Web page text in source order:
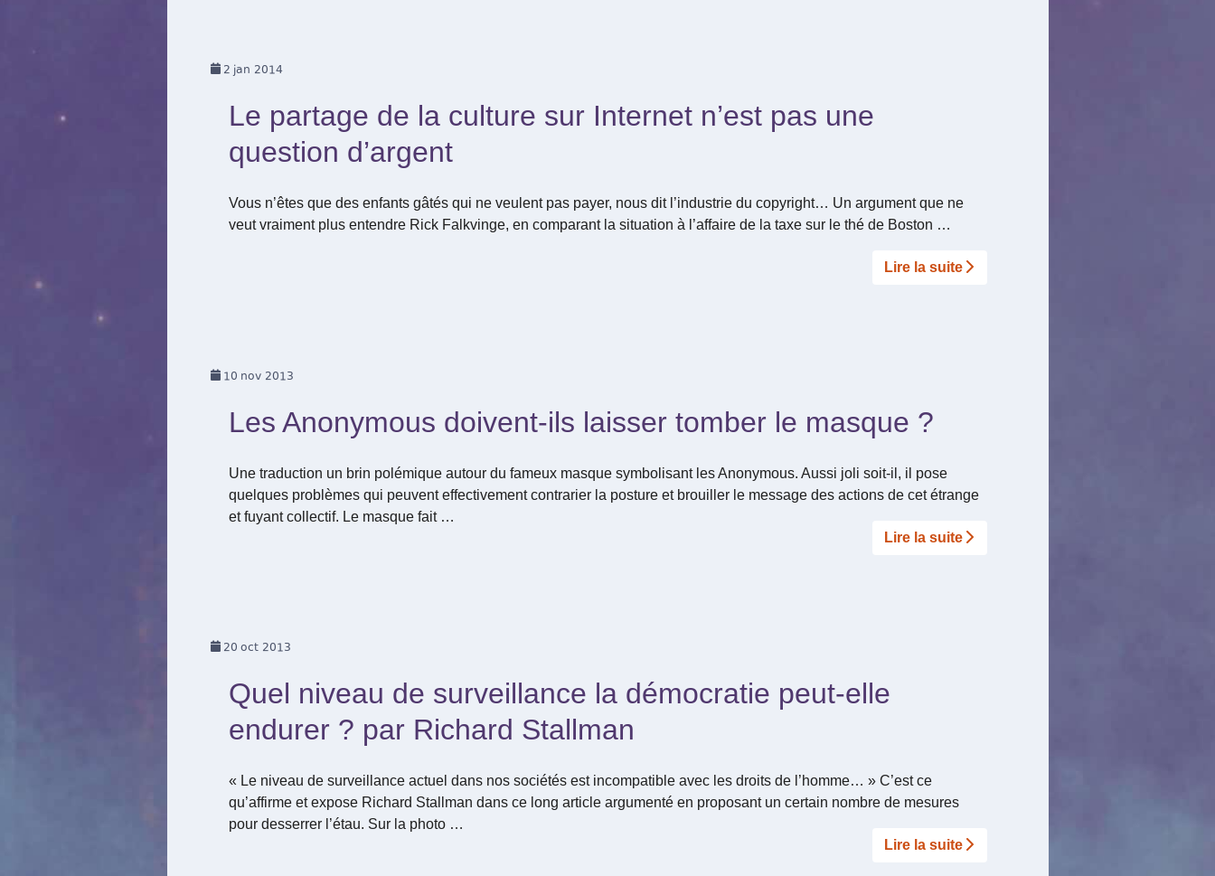
2 jan 2014
Le partage de la culture sur Internet n’est pas une
question d’argent
Vous n’êtes que des enfants gâtés qui ne veulent pas payer, nous dit l’industrie du copyright… Un argument que ne
veut vraiment plus entendre Rick Falkvinge, en comparant la situation à l’affaire de la taxe sur le thé de Boston …
Lire la suite­­
10 nov 2013
Les Anonymous doivent-ils laisser tomber le masque ?
Une traduction un brin polémique autour du fameux masque symbolisant les Anonymous. Aussi joli soit-il, il pose
quelques problèmes qui peuvent effectivement contrarier la posture et brouiller le message des actions de cet étrange
et fuyant collectif. Le masque fait …
Lire la suite­­
20 oct 2013
Quel niveau de surveillance la démocratie peut-elle
endurer ? par Richard Stallman
« Le niveau de surveillance actuel dans nos sociétés est incompatible avec les droits de l’homme… » C’est ce
qu’affirme et expose Richard Stallman dans ce long article argumenté en proposant un certain nombre de mesures
pour desserrer l’étau. Sur la photo …
Lire la suite­­